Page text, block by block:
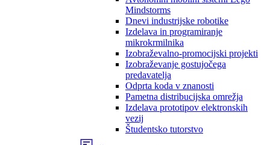
Mindstorms
Dnevi industrijske robotike
Izdelava in programiranje
mikrokrmilnika
Izobraževalno-promocijski projekti
Izobraževanje gostujočega
predavatelja
Odprta koda v znanosti
Pametna distribucijska omrežja
Izdelava prototipov elektronskih
vezij
Študentsko tutorstvo